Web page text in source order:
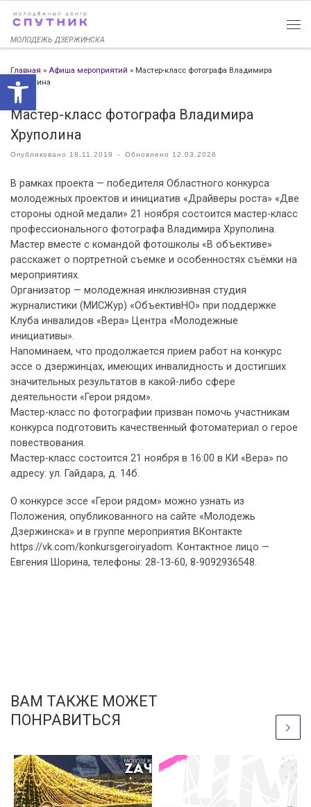
Открыть панель
Перейти к содержимому
МОЛОДЕЖЬ ДЗЕРЖИНСКА
Главная » Афиша мероприятий » Мастер-класс фотографа Владимира
Хруполина
Мастер-класс фотографа Владимира
Хруполина
Опубликовано 18.11.2019 - Обновлено 12.03.2026
В рамках проекта — победителя Областного конкурса
молодежных проектов и инициатив «Драйверы роста» «Две
стороны одной медали» 21 ноября состоится мастер-класс
профессионального фотографа Владимира Хруполина.
Мастер вместе с командой фотошколы «В объективе»
расскажет о портретной съемке и особенностях съёмки на
мероприятиях.
Организатор — молодежная инклюзивная студия
журналистики (МИСЖур) «ОбъективНО» при поддержке
Клуба инвалидов «Вера» Центра «Молодежные
инициативы».
Напоминаем, что продолжается прием работ на конкурс
эссе о дзержинцах, имеющих инвалидность и достигших
значительных результатов в какой-либо сфере
деятельности «Герои рядом».
Мастер-класс по фотографии призван помочь участникам
конкурса подготовить качественный фотоматериал о герое
повествования.
Мастер-класс состоится 21 ноября в 16:00 в КИ «Вера» по
адресу: ул. Гайдара, д. 14б.
О конкурсе эссе «Герои рядом» можно узнать из
Положения, опубликованного на сайте «Молодежь
Дзержинска» и в группе мероприятия ВКонтакте
https://vk.com/konkursgeroiryadom. Контактное лицо —
Евгения Шорина, телефоны: 28-13-60, 8-9092936548.
ВАМ ТАКЖЕ МОЖЕТ
ПОНРАВИТЬСЯ